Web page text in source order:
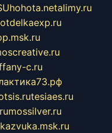
hohota.netalimy.ru
otdelkaexp.ru
c.ru
tesiaes.ru
mossilver.ru